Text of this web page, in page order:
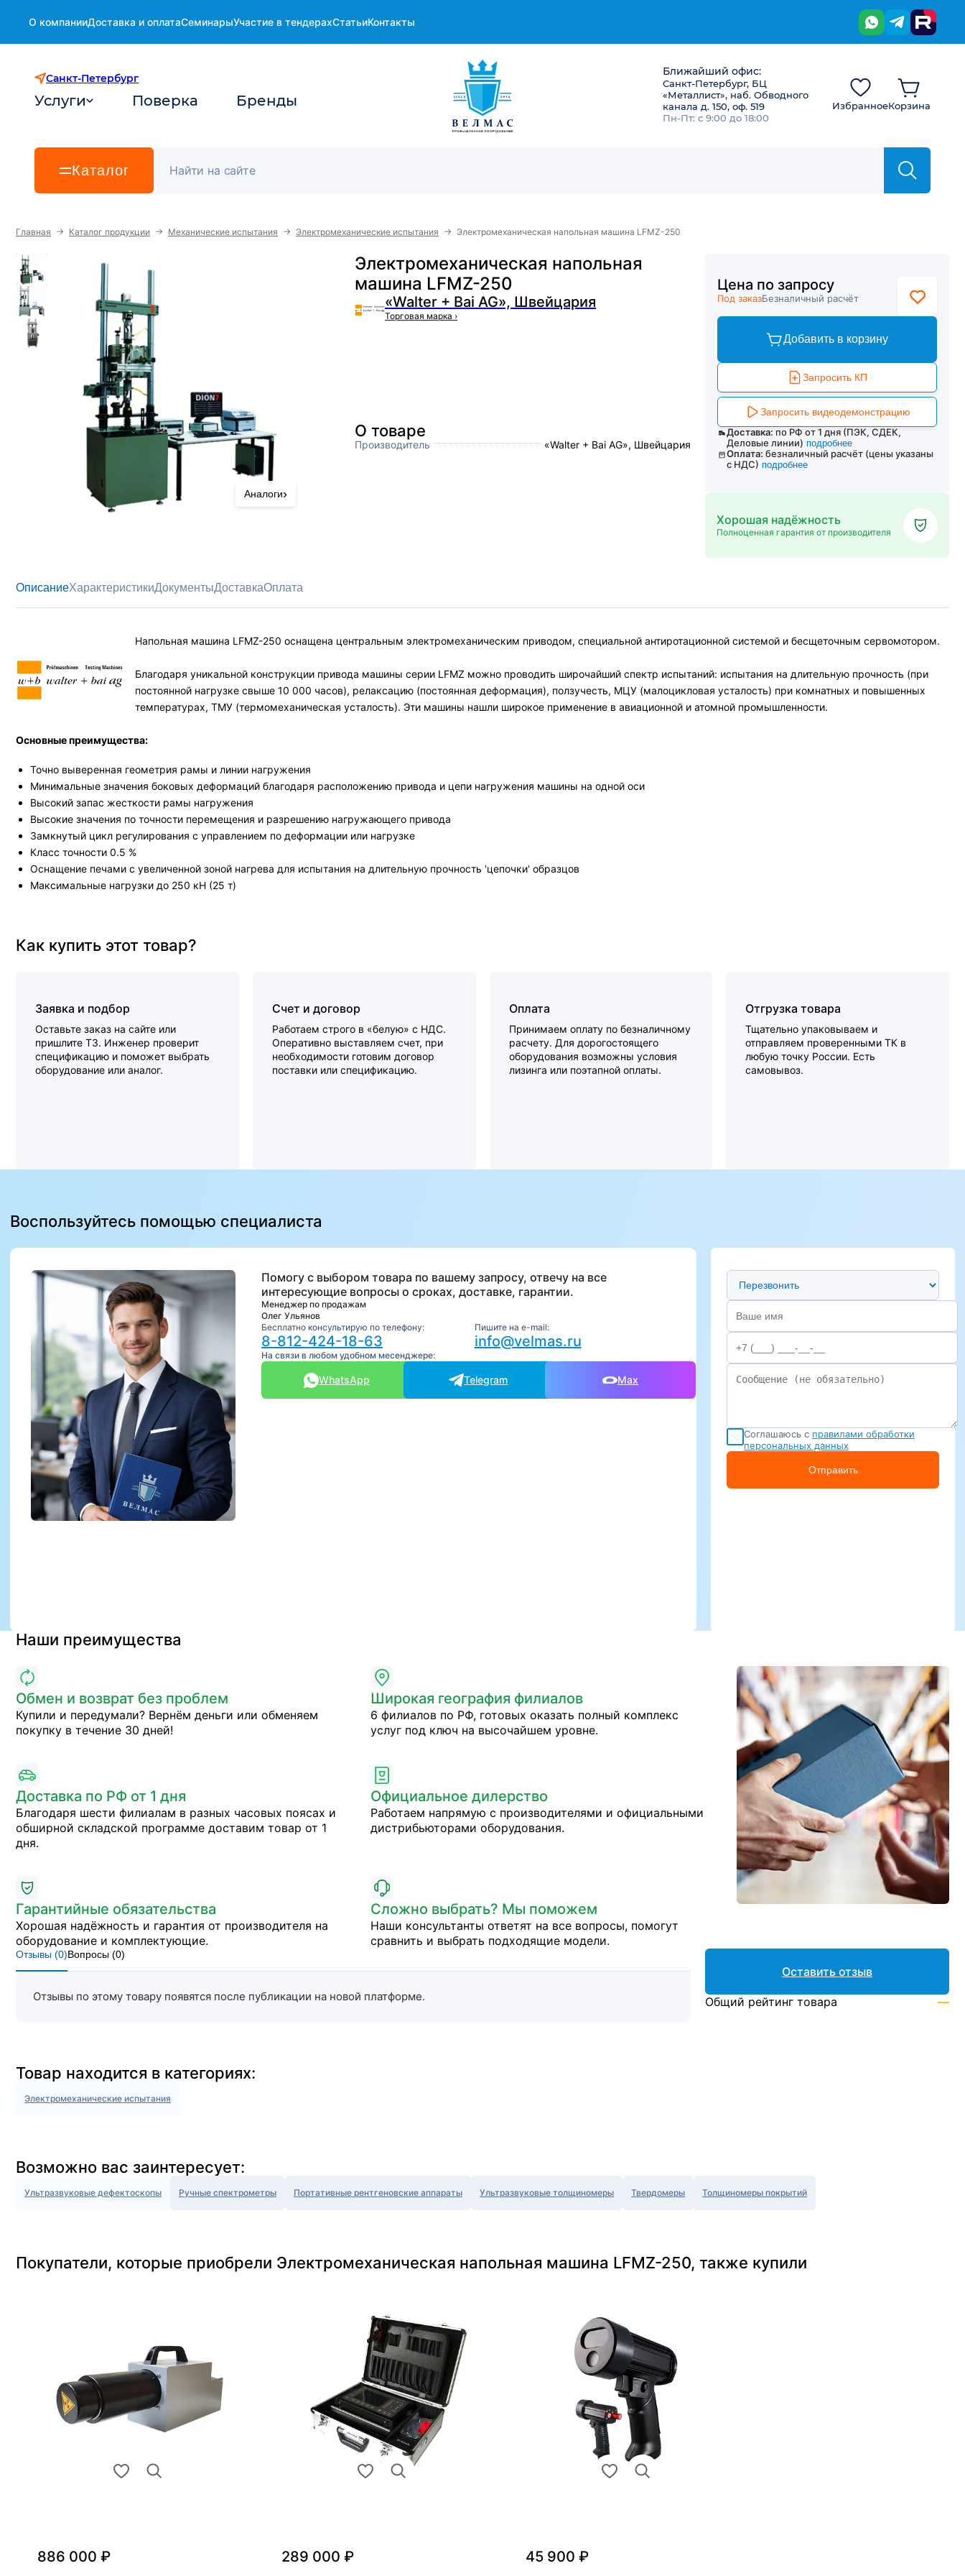
О компанииДоставка и оплатаСеминарыУчастие в тендерахСтатьиКонтакты
Санкт-Петербург
Услуги Поверка Бренды
Ближайший офис:
Санкт-Петербург, БЦ
«Металлист», наб. Обводного
канала д. 150, оф. 519
Пн-Пт: с 9:00 до 18:00
ИзбранноеКорзина
Каталог
Главная → Каталог продукции → Механические испытания → Электромеханические испытания → Электромеханическая напольная машина LFMZ-250
Электромеханическая напольная
машина LFMZ-250
«Walter + Bai AG», Швейцария
Торговая марка ›
Аналоги›
О товаре
Производитель «Walter + Bai AG», Швейцария
Цена по запросу
Под заказБезналичный расчёт
Добавить в корзину
Запросить КП
Запросить видеодемонстрацию
Доставка: по РФ от 1 дня (ПЭК, СДЕК,
Деловые линии) подробнее
Оплата: безналичный расчёт (цены указаны
с НДС) подробнее
Хорошая надёжность
Полноценная гарантия от производителя
ОписаниеХарактеристикиДокументыДоставкаОплата
Напольная машина LFMZ-250 оснащена центральным электромеханическим приводом, специальной антиротационной системой и бесщеточным сервомотором.
Благодаря уникальной конструкции привода машины серии LFMZ можно проводить широчайший спектр испытаний: испытания на длительную прочность (при
постоянной нагрузке свыше 10 000 часов), релаксацию (постоянная деформация), ползучесть, МЦУ (малоцикловая усталость) при комнатных и повышенных
температурах, ТМУ (термомеханическая усталость). Эти машины нашли широкое применение в авиационной и атомной промышленности.
Основные преимущества:
Точно выверенная геометрия рамы и линии нагружения
Минимальные значения боковых деформаций благодаря расположению привода и цепи нагружения машины на одной оси
Высокий запас жесткости рамы нагружения
Высокие значения по точности перемещения и разрешению нагружающего привода
Замкнутый цикл регулирования с управлением по деформации или нагрузке
Класс точности 0.5 %
Оснащение печами с увеличенной зоной нагрева для испытания на длительную прочность 'цепочки' образцов
Максимальные нагрузки до 250 кН (25 т)
Как купить этот товар?
Заявка и подбор
Оставьте заказ на сайте или
пришлите ТЗ. Инженер проверит
спецификацию и поможет выбрать
оборудование или аналог.
Счет и договор
Работаем строго в «белую» с НДС.
Оперативно выставляем счет, при
необходимости готовим договор
поставки или спецификацию.
Оплата
Принимаем оплату по безналичному
расчету. Для дорогостоящего
оборудования возможны условия
лизинга или поэтапной оплаты.
Отгрузка товара
Тщательно упаковываем и
отправляем проверенными ТК в
любую точку России. Есть
самовывоз.
Воспользуйтесь помощью специалиста
Помогу с выбором товара по вашему запросу, отвечу на все
интересующие вопросы о сроках, доставке, гарантии.
Менеджер по продажам
Олег Ульянов
Бесплатно консультирую по телефону:
8-812-424-18-63
Пишите на e-mail:
info@velmas.ru
На связи в любом удобном месенджере:
WhatsApp Telegram Max
Предпочтительный способ связи
Соглашаюсь с правилами обработки
персональных данных
Отправить
Наши преимущества
Обмен и возврат без проблем
Купили и передумали? Вернём деньги или обменяем
покупку в течение 30 дней!
Широкая география филиалов
6 филиалов по РФ, готовых оказать полный комплекс
услуг под ключ на высочайшем уровне.
Доставка по РФ от 1 дня
Благодаря шести филиалам в разных часовых поясах и
обширной складской программе доставим товар от 1
дня.
Официальное дилерство
Работаем напрямую с производителями и официальными
дистрибьюторами оборудования.
Гарантийные обязательства
Хорошая надёжность и гарантия от производителя на
оборудование и комплектующие.
Сложно выбрать? Мы поможем
Наши консультанты ответят на все вопросы, помогут
сравнить и выбрать подходящие модели.
Отзывы (0)Вопросы (0)
Отзывы по этому товару появятся после публикации на новой платформе.
Оставить отзыв
Общий рейтинг товара —
Товар находится в категориях:
Электромеханические испытания
Возможно вас заинтересует:
Ультразвуковые дефектоскопы Ручные спектрометры Портативные рентгеновские аппараты Ультразвуковые толщиномеры Твердомеры Толщиномеры покрытий
Покупатели, которые приобрели Электромеханическая напольная машина LFMZ-250, также купили
886 000 ₽ 289 000 ₽ 45 900 ₽